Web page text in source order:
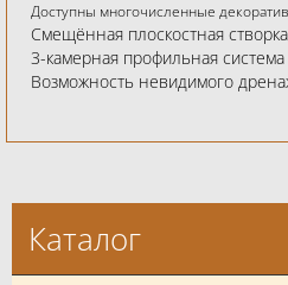
Доступны многочисленные
Смещённая плоскостная
3-камерная профильная система
Возможность невидимого
Каталог